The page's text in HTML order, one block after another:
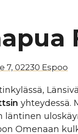
02230 Espoo
yhteydessä.
läntinen
Omenaan